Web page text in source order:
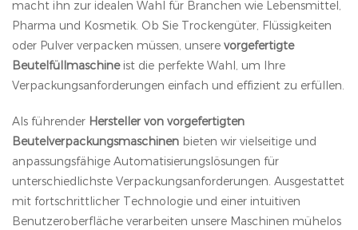
macht ihn zur idealen Wahl für Branchen wie Lebensmittel,
Pharma und Kosmetik. Ob Sie Trockengüter, Flüssigkeiten
oder Pulver verpacken müssen, unsere vorgefertigte
Beutelfüllmaschine ist die perfekte Wahl, um Ihre
Verpackungsanforderungen einfach und effizient zu erfüllen.
Als führender Hersteller von vorgefertigten
Beutelverpackungsmaschinen bieten wir vielseitige und
anpassungsfähige Automatisierungslösungen für
unterschiedlichste Verpackungsanforderungen. Ausgestattet
mit fortschrittlicher Technologie und einer intuitiven
Benutzeroberfläche verarbeiten unsere Maschinen mühelos